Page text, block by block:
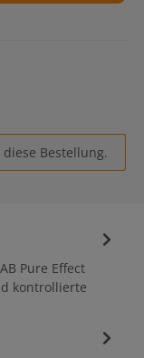
Bestellung.
Pure Effect
kontrollierte